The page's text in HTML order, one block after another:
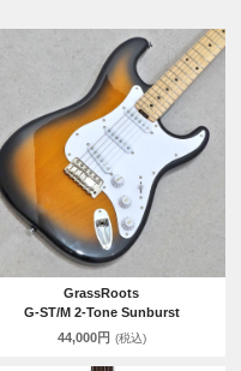
GrassRoots
G-ST/M 2-Tone Sunburst
44,000円 (税込)